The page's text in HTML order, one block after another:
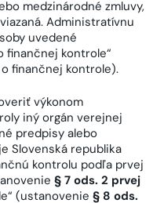
medzinárodné zmluvy,
Administratívnu
uvedené
finančnej kontrole“
o finančnej kontrole).
výkonom
iný orgán verejnej
predpisy alebo
Slovenská republika
kontrolu podľa prvej
§ 7 ods. 2 prvej
(ustanovenie § 8 ods.